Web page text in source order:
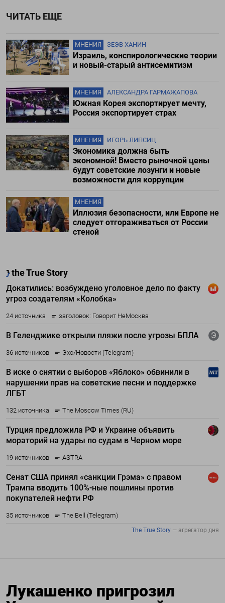
ЧИТАТЬ ЕЩЕ
МНЕНИЯ ЗЕЭВ ХАНИН
Израиль, конспирологические теории
и новый-старый антисемитизм
МНЕНИЯ АЛЕКСАНДРА ГАРМАЖАПОВА
Южная Корея экспортирует мечту,
Россия экспортирует страх
МНЕНИЯ ИГОРЬ ЛИПСИЦ
Экономика должна быть
экономной! Вместо рыночной цены
будут советские лозунги и новые
возможности для коррупции
МНЕНИЯ
Иллюзия безопасности, или Европе не
следует отгораживаться от России
стеной
Лукашенко пригрозил